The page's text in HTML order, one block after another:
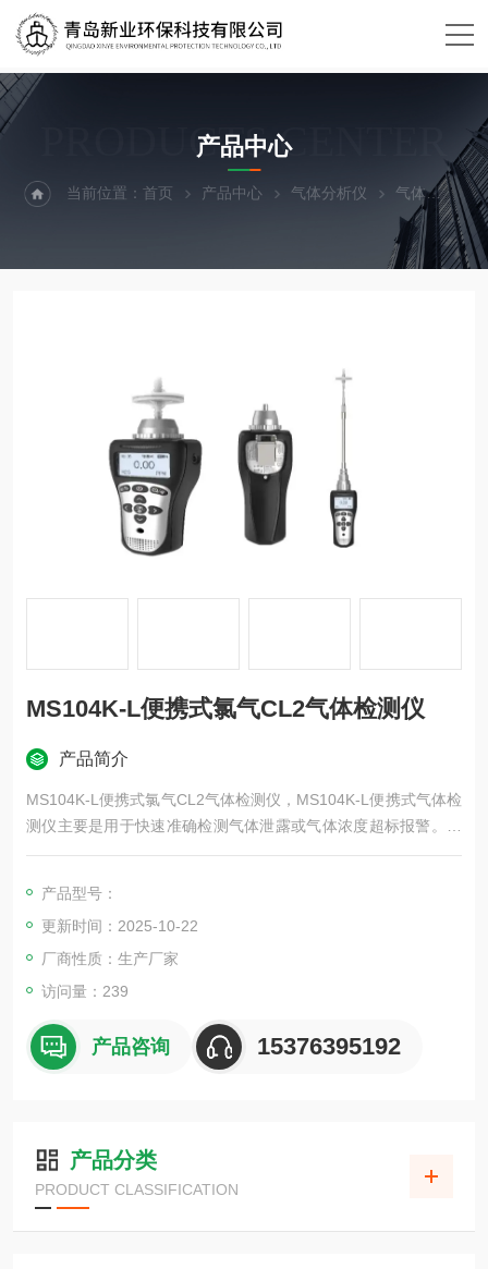
PRODUCTS CENTER
产品中心
当前位置：首页 产品中心 气体分析仪 气体
MS104K-L便携式氯气CL2气体检测仪
产品简介
MS104K-L便携式氯气CL2气体检测仪，MS104K-L便携式气体检
测仪主要是用于快速准确检测气体泄露或气体浓度超标报警。气
体检测的主要检测原理有：电化学、红外、催化燃烧、热导、PI
间、石油、化工、冶金、炼化、燃气、仓储、医药、环保、空气
治理等场合。
产品型号：
更新时间：2025-10-22
厂商性质：生产厂家
访问量：239
产品咨询 15376395192
产品分类
PRODUCT CLASSIFICATION